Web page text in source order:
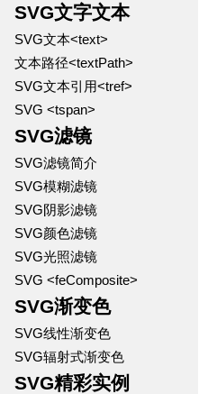
SVG文字文本
SVG文本<text>
文本路径<textPath>
SVG文本引用<tref>
SVG <tspan>
SVG滤镜
SVG滤镜简介
SVG模糊滤镜
SVG阴影滤镜
SVG颜色滤镜
SVG光照滤镜
SVG <feComposite>
SVG渐变色
SVG线性渐变色
SVG辐射式渐变色
SVG精彩实例